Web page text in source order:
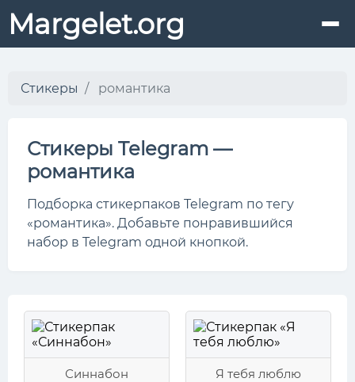
Margelet.org
Стикеры романтика
Стикеры Telegram —
романтика
Подборка стикерпаков Telegram по тегу
«романтика». Добавьте понравившийся
набор в Telegram одной кнопкой.
Синнабон Я тебя люблю